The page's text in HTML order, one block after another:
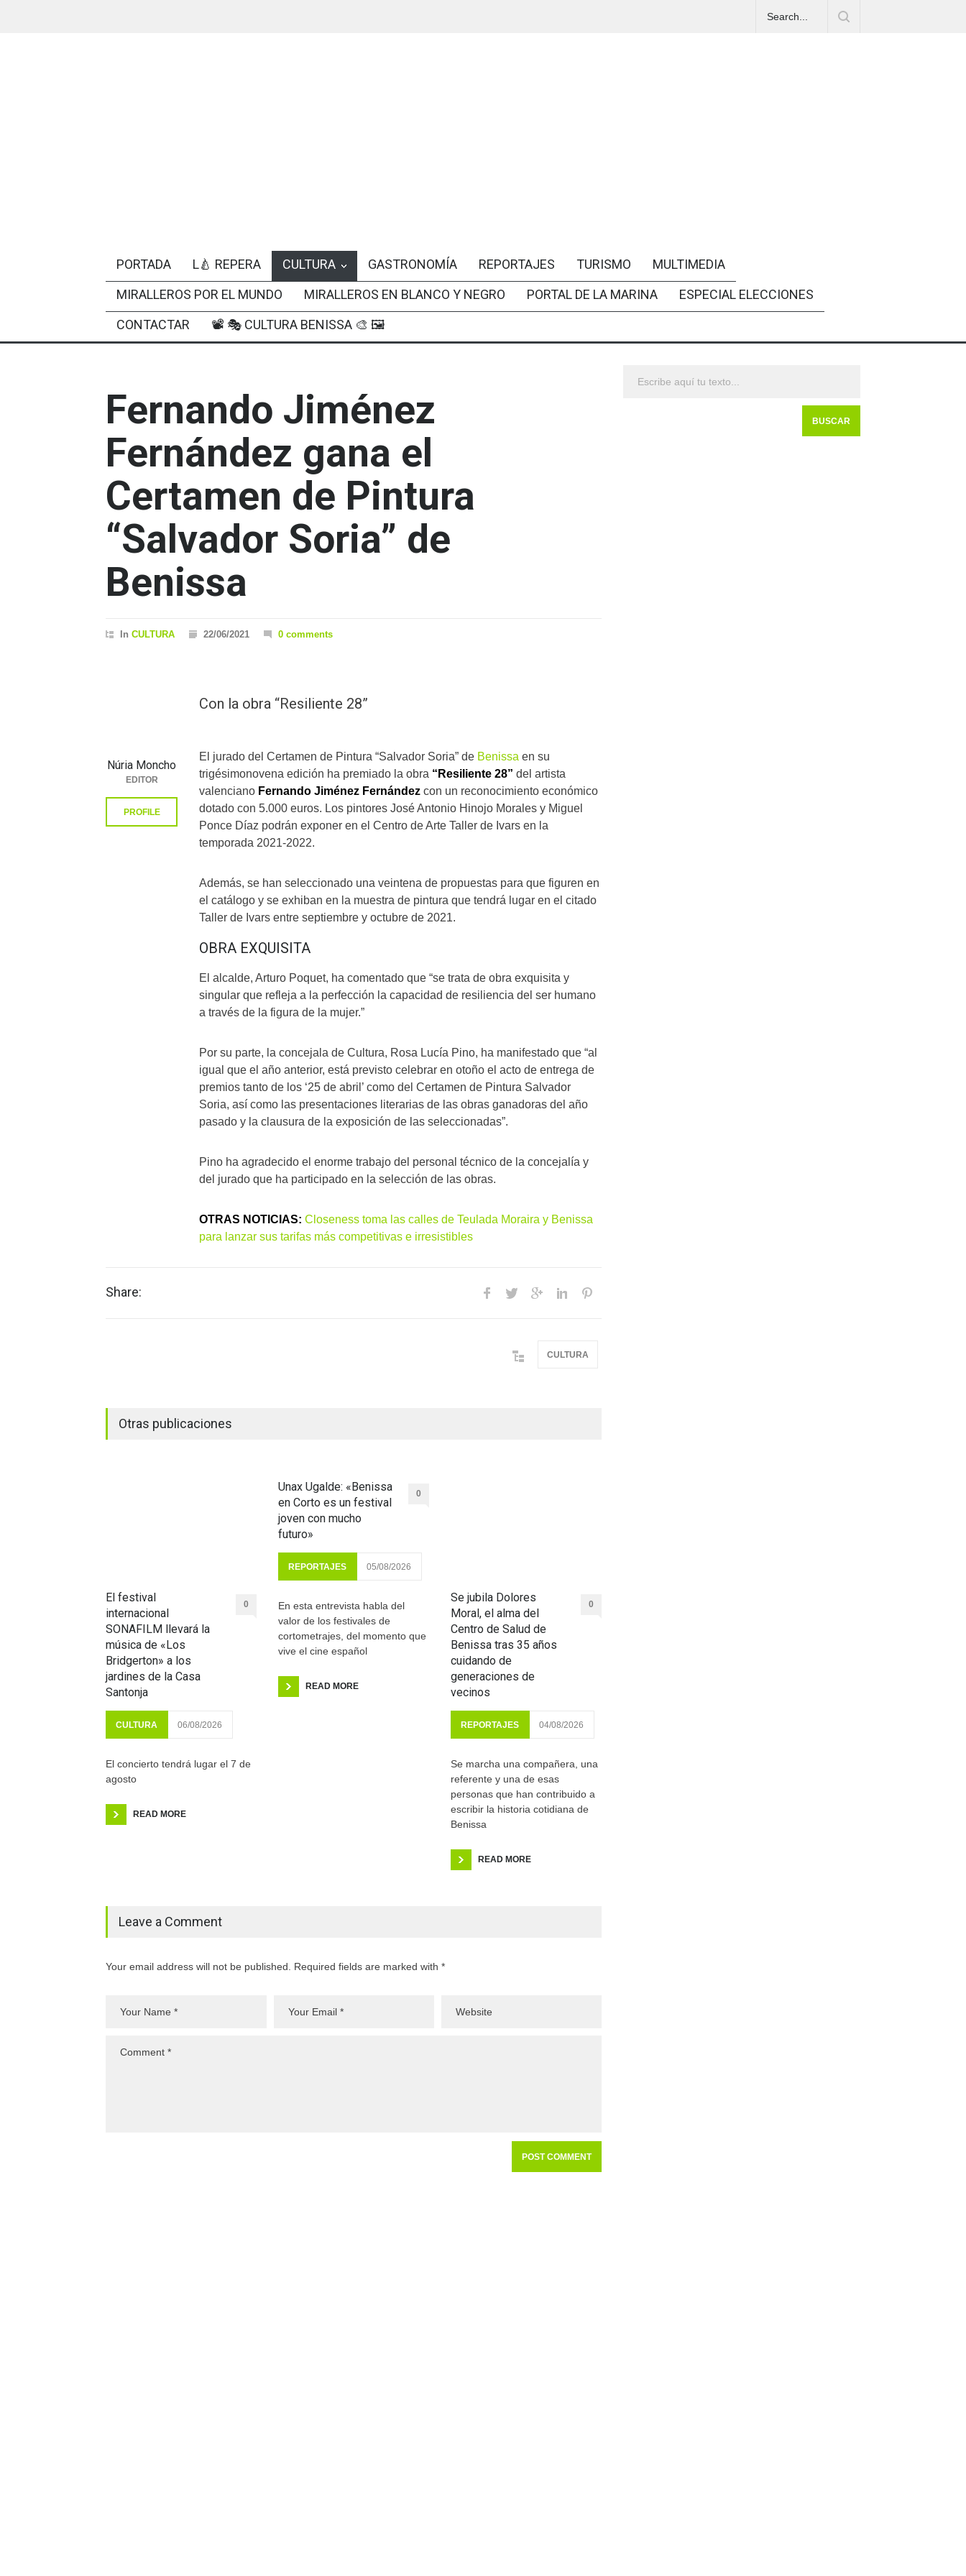
PORTADA L🍐 REPERA CULTURA GASTRONOMÍA REPORTAJES TURISMO
MULTIMEDIA
MIRALLEROS POR EL MUNDO
MIRALLEROS EN BLANCO Y NEGRO PORTAL DE LA MARINA
ESPECIAL ELECCIONES
CONTACTAR
📽 🎭 CULTURA BENISSA 🎨 🖼
Fernando Jiménez
Fernández gana el
Certamen de Pintura
“Salvador Soria” de
Benissa
In CULTURA 22/06/2021 0 comments
Con la obra “Resiliente 28”
El jurado del Certamen de Pintura “Salvador Soria” de Benissa en su
trigésimonovena edición ha premiado la obra “Resiliente 28” del artista
valenciano Fernando Jiménez Fernández con un reconocimiento económico
dotado con 5.000 euros. Los pintores José Antonio Hinojo Morales y Miguel
Ponce Díaz podrán exponer en el Centro de Arte Taller de Ivars en la
temporada 2021-2022.
Además, se han seleccionado una veintena de propuestas para que figuren en
el catálogo y se exhiban en la muestra de pintura que tendrá lugar en el citado
Taller de Ivars entre septiembre y octubre de 2021.
OBRA EXQUISITA
El alcalde, Arturo Poquet, ha comentado que “se trata de obra exquisita y
singular que refleja a la perfección la capacidad de resiliencia del ser humano
a través de la figura de la mujer.”
Por su parte, la concejala de Cultura, Rosa Lucía Pino, ha manifestado que “al
igual que el año anterior, está previsto celebrar en otoño el acto de entrega de
premios tanto de los ‘25 de abril’ como del Certamen de Pintura Salvador
Soria, así como las presentaciones literarias de las obras ganadoras del año
pasado y la clausura de la exposición de las seleccionadas”.
Pino ha agradecido el enorme trabajo del personal técnico de la concejalía y
del jurado que ha participado en la selección de las obras.
OTRAS NOTICIAS: Closeness toma las calles de Teulada Moraira y Benissa
para lanzar sus tarifas más competitivas e irresistibles
Núria Moncho
EDITOR
PROFILE
Share:
CULTURA
Otras publicaciones
El festival
internacional
SONAFILM llevará la
música de «Los
Bridgerton» a los
jardines de la Casa
Santonja
0
CULTURA 06/08/2026
El concierto tendrá lugar el 7 de
agosto
READ MORE
Unax Ugalde: «Benissa
en Corto es un festival
joven con mucho
futuro»
0
REPORTAJES 05/08/2026
En esta entrevista habla del
valor de los festivales de
cortometrajes, del momento que
vive el cine español
READ MORE
Se jubila Dolores
Moral, el alma del
Centro de Salud de
Benissa tras 35 años
cuidando de
generaciones de
vecinos
0
REPORTAJES 04/08/2026
Se marcha una compañera, una
referente y una de esas
personas que han contribuido a
escribir la historia cotidiana de
Benissa
READ MORE
Leave a Comment
Your email address will not be published. Required fields are marked with *